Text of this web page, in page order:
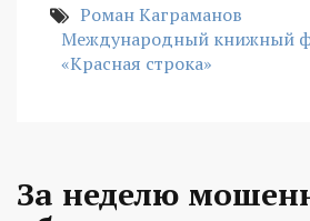
Роман Каграманов
Международный книжный
«Красная строка»
За неделю